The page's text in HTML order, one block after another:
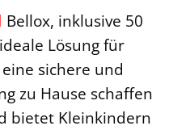
Bellox, inklusive 50
Lösung für
sichere und
zu Hause schaffen
bietet Kleinkindern